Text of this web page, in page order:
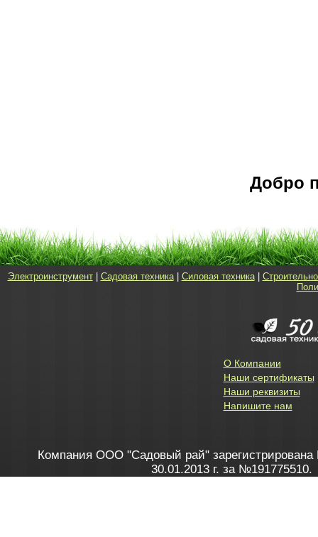
Добро
Электроинструмент| Садовая техника| Силовая техника|
О Компании
Наши сертификаты
Наши реквизиты
Напишите нам
Компания ООО "Садовый рай" зарегистрирована
30.01.2013 г. за №191775510.